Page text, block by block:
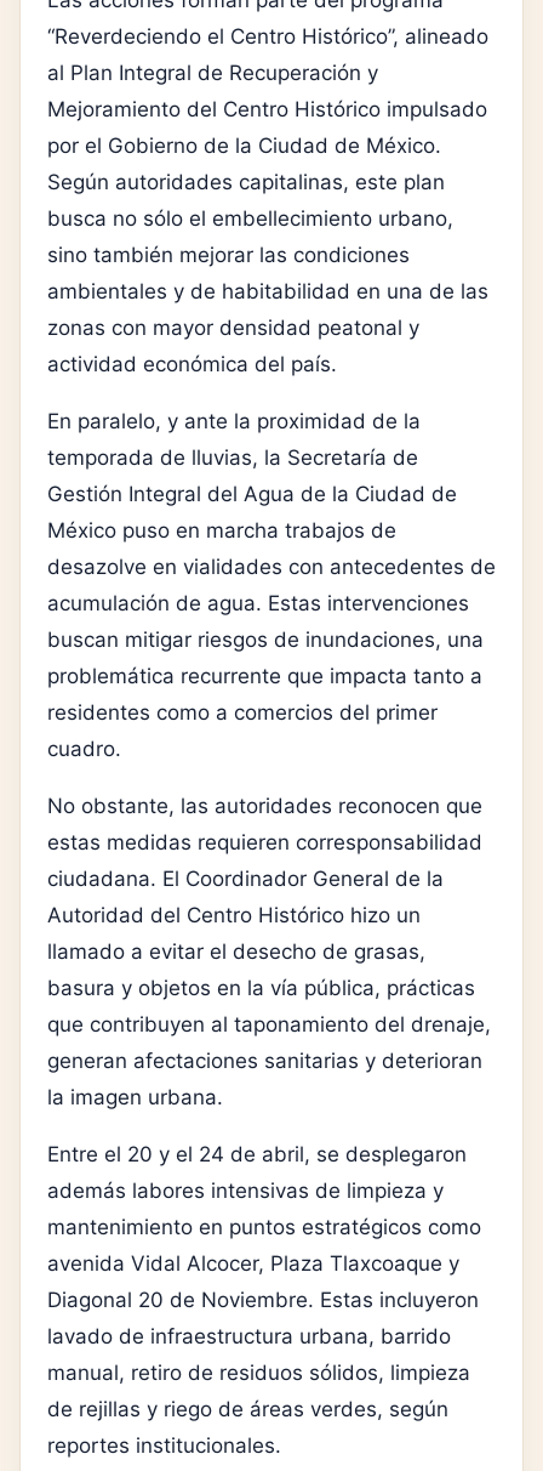
“Reverdeciendo el Centro Histórico”, alineado
al Plan Integral de Recuperación y
Mejoramiento del Centro Histórico impulsado
por el Gobierno de la Ciudad de México.
Según autoridades capitalinas, este plan
busca no sólo el embellecimiento urbano,
sino también mejorar las condiciones
ambientales y de habitabilidad en una de las
zonas con mayor densidad peatonal y
actividad económica del país.
En paralelo, y ante la proximidad de la
temporada de lluvias, la Secretaría de
Gestión Integral del Agua de la Ciudad de
México puso en marcha trabajos de
desazolve en vialidades con antecedentes de
acumulación de agua. Estas intervenciones
buscan mitigar riesgos de inundaciones, una
problemática recurrente que impacta tanto a
residentes como a comercios del primer
cuadro.
No obstante, las autoridades reconocen que
estas medidas requieren corresponsabilidad
ciudadana. El Coordinador General de la
Autoridad del Centro Histórico hizo un
llamado a evitar el desecho de grasas,
basura y objetos en la vía pública, prácticas
que contribuyen al taponamiento del drenaje,
generan afectaciones sanitarias y deterioran
la imagen urbana.
Entre el 20 y el 24 de abril, se desplegaron
además labores intensivas de limpieza y
mantenimiento en puntos estratégicos como
avenida Vidal Alcocer, Plaza Tlaxcoaque y
Diagonal 20 de Noviembre. Estas incluyeron
lavado de infraestructura urbana, barrido
manual, retiro de residuos sólidos, limpieza
de rejillas y riego de áreas verdes, según
reportes institucionales.